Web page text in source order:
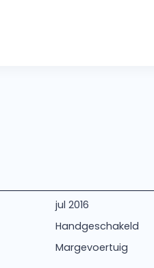
jul 2016
Handgeschakeld
Margevoertuig